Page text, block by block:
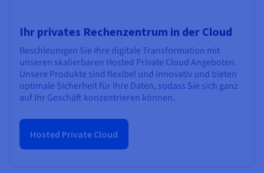
Ihr privates Rechenzentrum in der Cloud
Beschleunigen Sie Ihre digitale Transformation mit
unseren skalierbaren Hosted Private Cloud Angeboten.
Unsere Produkte sind flexibel und innovativ und bieten
optimale Sicherheit für Ihre Daten, sodass Sie sich ganz
auf Ihr Geschäft konzentrieren können.
Hosted Private Cloud